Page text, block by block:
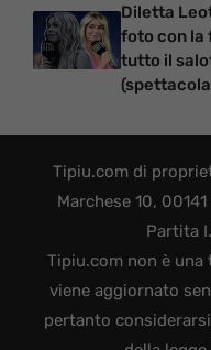
Diletta
foto con la
tutto il
Tipiu.com di
Marchese 10,
Partita
Tipiu.com non è
viene aggiornato
pertanto